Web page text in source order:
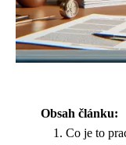
Obsah článku:
Co je to